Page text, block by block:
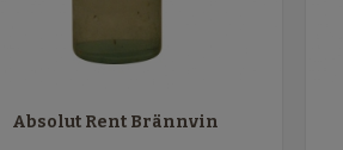
Absolut Rent Brännvin